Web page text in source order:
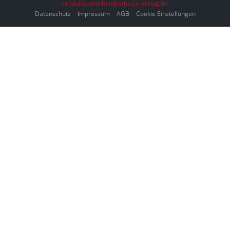
produktsicherheit@athesia-verlag.de
Datenschutz
Impressum AGB Cookie Einstellungen